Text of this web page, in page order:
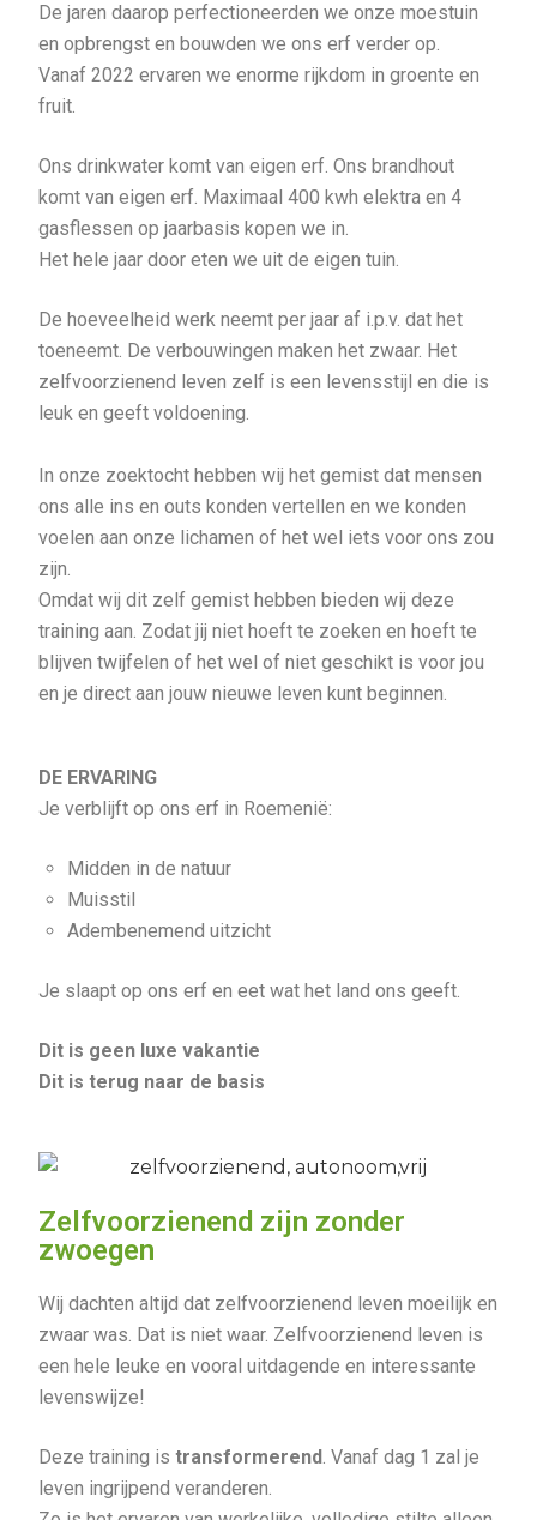
De jaren daarop perfectioneerden we onze moestuin
en opbrengst en bouwden we ons erf verder op.
Vanaf 2022 ervaren we enorme rijkdom in groente en
fruit.
Ons drinkwater komt van eigen erf. Ons brandhout
komt van eigen erf. Maximaal 400 kwh elektra en 4
gasflessen op jaarbasis kopen we in.
Het hele jaar door eten we uit de eigen tuin.
De hoeveelheid werk neemt per jaar af i.p.v. dat het
toeneemt. De verbouwingen maken het zwaar. Het
zelfvoorzienend leven zelf is een levensstijl en die is
leuk en geeft voldoening.
In onze zoektocht hebben wij het gemist dat mensen
ons alle ins en outs konden vertellen en we konden
voelen aan onze lichamen of het wel iets voor ons zou
zijn.
Omdat wij dit zelf gemist hebben bieden wij deze
training aan. Zodat jij niet hoeft te zoeken en hoeft te
blijven twijfelen of het wel of niet geschikt is voor jou
en je direct aan jouw nieuwe leven kunt beginnen.
DE ERVARING
Je verblijft op ons erf in Roemenië:
Midden in de natuur
Muisstil
Adembenemend uitzicht
Je slaapt op ons erf en eet wat het land ons geeft.
Dit is geen luxe vakantie
Dit is terug naar de basis
Zelfvoorzienend zijn zonder
zwoegen
Wij dachten altijd dat zelfvoorzienend leven moeilijk en
zwaar was. Dat is niet waar. Zelfvoorzienend leven is
een hele leuke en vooral uitdagende en interessante
levenswijze!
Deze training is transformerend . Vanaf dag 1 zal je
leven ingrijpend veranderen.